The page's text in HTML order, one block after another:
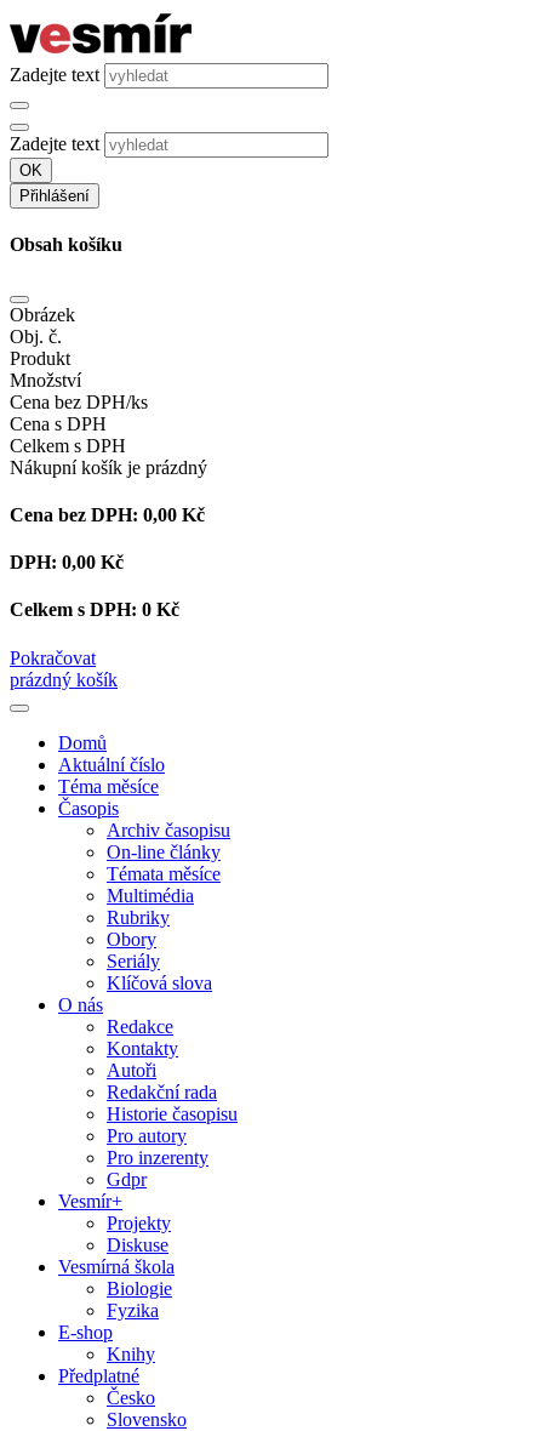
Zadejte text
Zadejte text
OK
Přihlášení
Obsah košíku
Obrázek
Obj. č.
Produkt
Množství
Cena bez DPH/ks
Cena s DPH
Celkem s DPH
Nákupní košík je prázdný
Cena bez DPH: 0,00 Kč
DPH: 0,00 Kč
Celkem s DPH: 0 Kč
Pokračovat
prázdný košík
Domů
Aktuální číslo
Téma měsíce
Časopis
Archiv časopisu
On-line články
Témata měsíce
Multimédia
Rubriky
Obory
Seriály
Klíčová slova
O nás
Redakce
Kontakty
Autoři
Redakční rada
Historie časopisu
Pro autory
Pro inzerenty
Gdpr
Vesmír+
Projekty
Diskuse
Vesmírná škola
Biologie
Fyzika
E-shop
Knihy
Předplatné
Česko
Slovensko